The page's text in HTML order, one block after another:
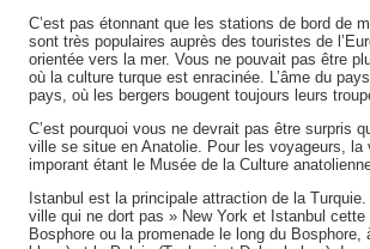
C’est pas étonnant que les stations de bord de
sont très populaires auprès des touristes de
orientée vers la mer. Vous ne pouvait pas être
où la culture turque est enracinée. L’âme du
pays, où les bergers bougent toujours leurs
C’est pourquoi vous ne devrait pas être surpris
ville se situe en Anatolie. Pour les voyageurs,
imporant étant le Musée de la Culture
Istanbul est la principale attraction de la
ville qui ne dort pas » New York et Istanbul
Bosphore ou la promenade le long du